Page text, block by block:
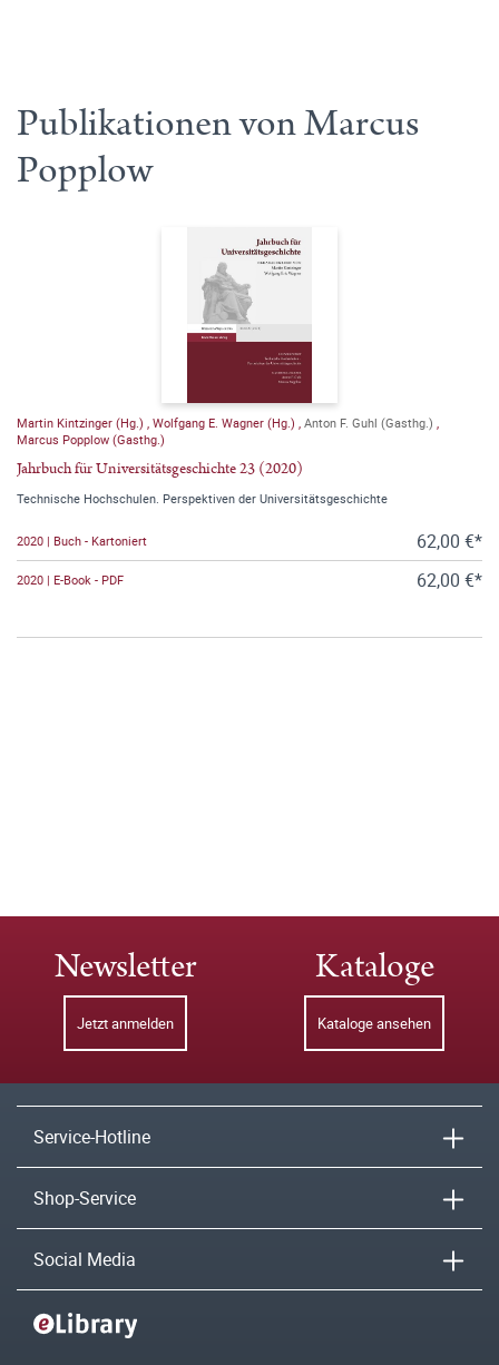
Publikationen von Marcus
Popplow
Martin Kintzinger (Hg.) Wolfgang E. Wagner (Hg.) Anton F. Guhl (Gasthg.)
Marcus Popplow (Gasthg.)
Jahrbuch für Universitätsgeschichte 23 (2020)
Technische Hochschulen. Perspektiven der Universitätsgeschichte
2020 | Buch - Kartoniert 62,00 €*
2020 | E-Book - PDF 62,00 €*
Newsletter
Jetzt anmelden
Kataloge
Kataloge ansehen
Service-Hotline
Shop-Service
Social Media